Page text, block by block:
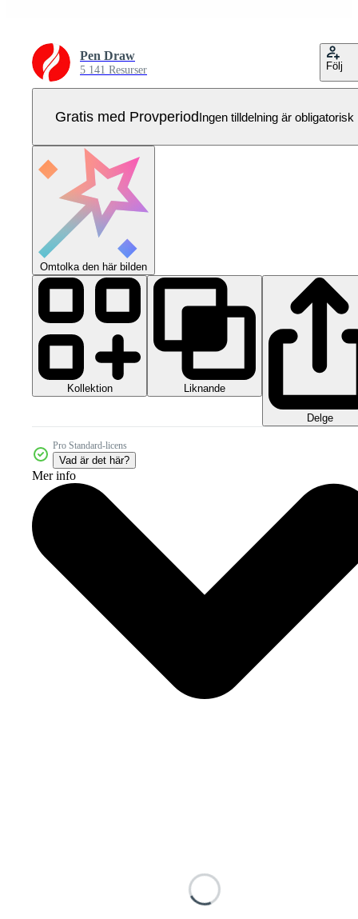
Pen Draw
5 141 Resurser Följ
Gratis med ProvperiodIngen tilldelning är obligatorisk
Omtolka den här bilden
Kollektion Liknande
Delge
Pro Standard-licens
Vad är det här?
Mer info